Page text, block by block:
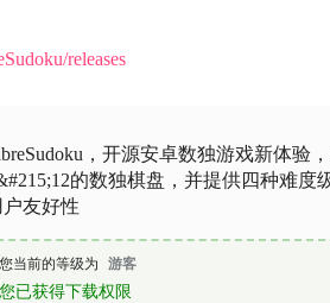
releases
，开源安卓数独游戏新体验
的数独棋盘，并提供四种难度
户友好性
您当前的等级为 游客
您已获得下载权限